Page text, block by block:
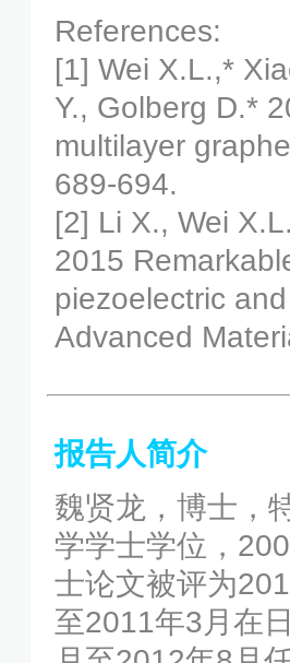
References:
[1] Wei X.L.,*
Y., Golberg D.*
multilayer
689-694.
[2] Li X., Wei
2015
piezoelectric
Advanced
报告人简介
魏贤龙，博士，
学学士学位，
士论文被评为
至2011年3月在